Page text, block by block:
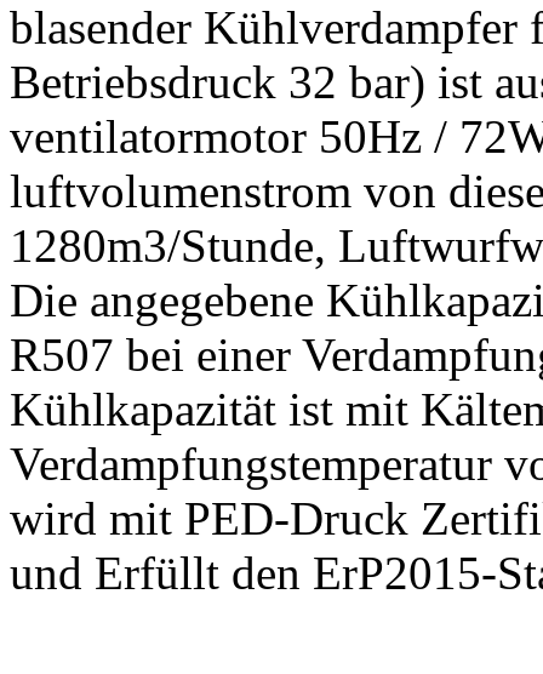
blasender
Betriebsdruck 32 bar) ist
ventilatormotor 50Hz /
luftvolumenstrom von
1280m3/Stunde,
Die angegebene
R507 bei einer
Kühlkapazität ist mit
Verdampfungstemperatur
wird mit PED-Druck
und Erfüllt den ErP2015-